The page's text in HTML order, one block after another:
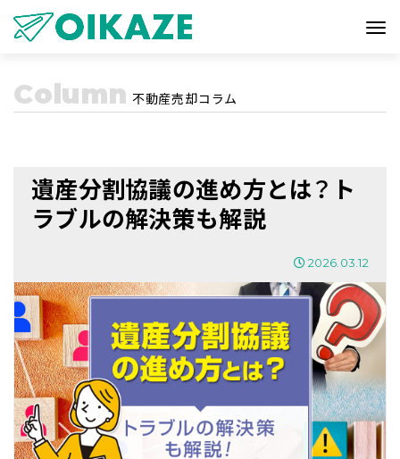
Column 不動産売却コラム
遺産分割協議の進め方とは？ト
ラブルの解決策も解説
2026.03.12